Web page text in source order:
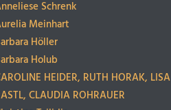
Schrenk
Meinhart
Höller
Holub
HEIDER, RUTH HORAK, LISA
CLAUDIA ROHRAUER